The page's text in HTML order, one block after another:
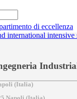
(Italia)